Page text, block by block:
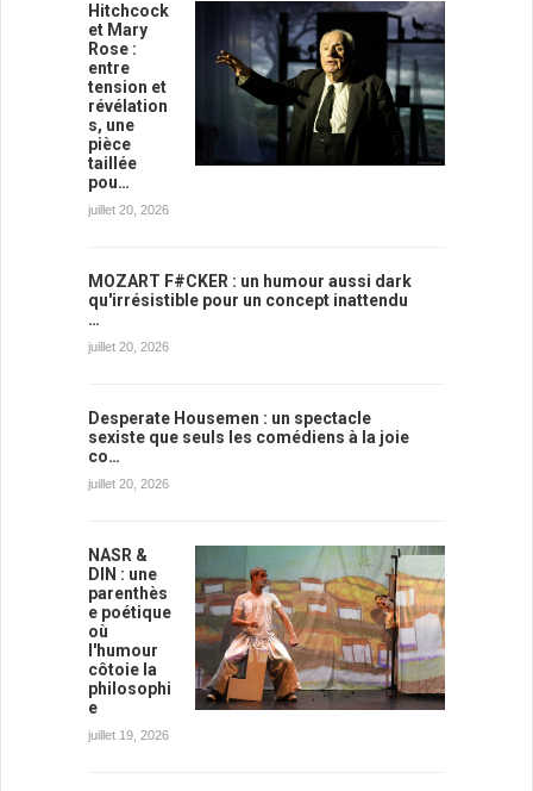
Hitchcock
et Mary
Rose :
entre
tension et
révélation
s, une
pièce
taillée
pou…
juillet 20, 2026
MOZART F#CKER : un humour aussi dark
qu'irrésistible pour un concept inattendu
…
juillet 20, 2026
Desperate Housemen : un spectacle
sexiste que seuls les comédiens à la joie
co…
juillet 20, 2026
NASR &
DIN : une
parenthès
e poétique
où
l'humour
côtoie la
philosophi
e
juillet 19, 2026